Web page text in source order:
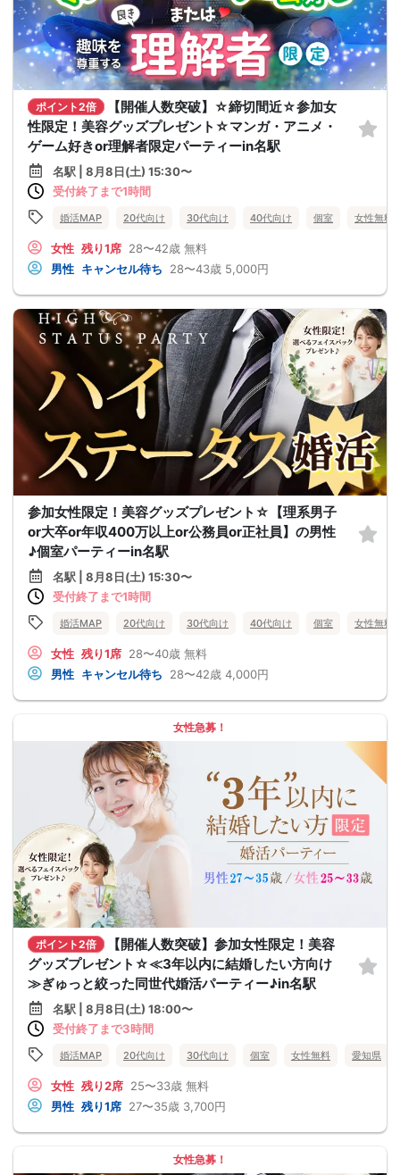
ポイント2倍
【開催人数突破】☆締切間近☆参加女
性限定！美容グッズプレゼント☆マンガ・アニメ・
ゲーム好きor理解者限定パーティーin名駅
名駅 | 8月8日(土) 15:30〜
受付終了まで1時間
婚活MAP 20代向け 30代向け 40代向け 個室 女性無料
女性 残り1席 28〜42歳 無料
男性 キャンセル待ち 28〜43歳 5,000円
参加女性限定！美容グッズプレゼント☆【理系男子
or大卒or年収400万以上or公務員or正社員】の男性
♪個室パーティーin名駅
名駅 | 8月8日(土) 15:30〜
受付終了まで1時間
婚活MAP 20代向け 30代向け 40代向け 個室 女性無料
女性 残り1席 28〜40歳 無料
男性 キャンセル待ち 28〜42歳 4,000円
女性急募！
ポイント2倍
【開催人数突破】参加女性限定！美容
グッズプレゼント☆≪3年以内に結婚したい方向け
≫ぎゅっと絞った同世代婚活パーティー♪in名駅
名駅 | 8月8日(土) 18:00〜
受付終了まで3時間
婚活MAP 20代向け 30代向け 個室 女性無料 愛知県
女性 残り2席 25〜33歳 無料
男性 残り1席 27〜35歳 3,700円
女性急募！